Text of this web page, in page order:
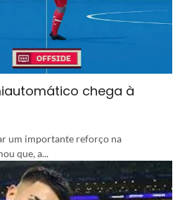
chega à
um importante reforço na
que, a...